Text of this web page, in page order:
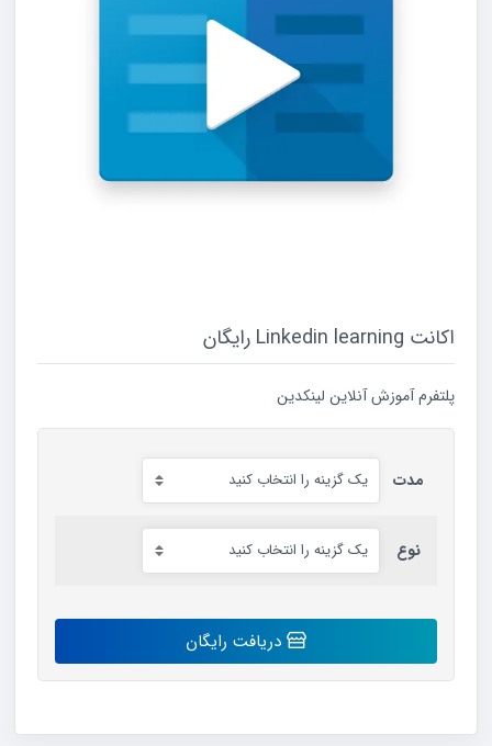
اکانت Linkedin learning رایگان
پلتفرم آموزش آنلاین لینکدین
مدت
نوع
اکانت
learning
دریافت رایگان